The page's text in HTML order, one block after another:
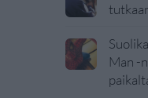
Man -